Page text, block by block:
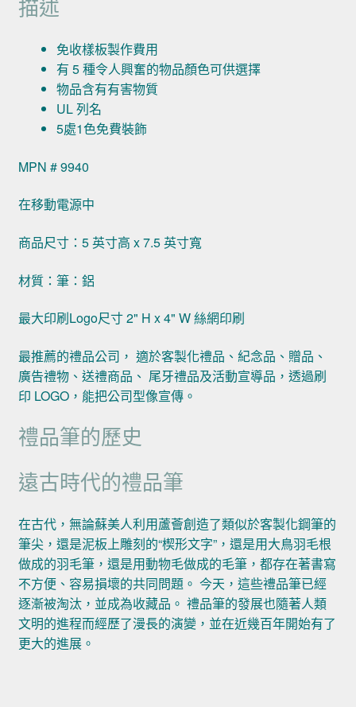
描述
免收樣板製作費用
有 5 種令人興奮的物品顏色可供選擇
物品含有有害物質
UL 列名
5處1色免費裝飾
MPN # 9940
在移動電源中
商品尺寸：5 英寸高 x 7.5 英寸寬
材質：筆：鋁
最大印刷Logo尺寸 2" H x 4" W 絲網印刷
最推薦的禮品公司， 適於客製化禮品、紀念品、贈品、
廣告禮物、送禮商品、 尾牙禮品及活動宣導品，透過刷
印 LOGO，能把公司型像宣傳。
禮品筆的歷史
遠古時代的禮品筆
在古代，無論蘇美人利用蘆薈創造了類似於客製化鋼筆的
筆尖，還是泥板上雕刻的“楔形文字”，還是用大鳥羽毛根
做成的羽毛筆，還是用動物毛做成的毛筆，都存在著書寫
不方便、容易損壞的共同問題。 今天，這些禮品筆已經
逐漸被淘汰，並成為收藏品。 禮品筆的發展也隨著人類
文明的進程而經歷了漫長的演變，並在近幾百年開始有了
更大的進展。